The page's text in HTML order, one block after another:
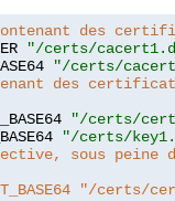
des
"/certs/
"/certs/
des
"/certs/
"/certs/
sous peine
"/certs/